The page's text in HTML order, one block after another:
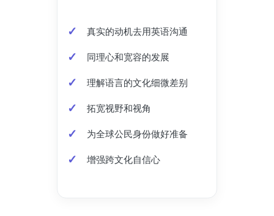
真实的动机去用英语沟通
同理心和宽容的发展
理解语言的文化细微差别
拓宽视野和视角
为全球公民身份做好准备
增强跨文化自信心